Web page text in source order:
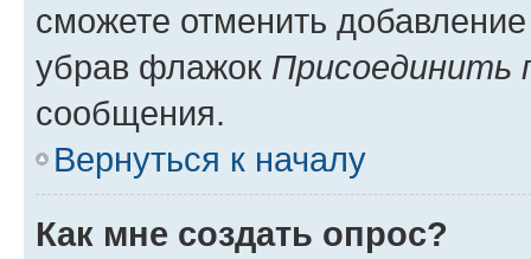
сможете отменить
убрав флажок Присоединить
сообщения.
Вернуться к началу
Как мне создать опрос?